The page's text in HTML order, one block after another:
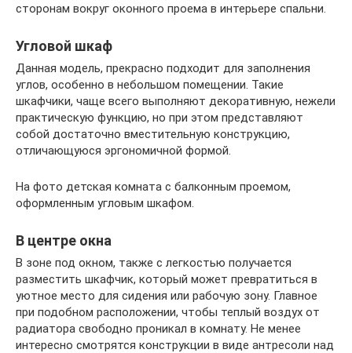
сторонам вокруг оконного проема в интерьере спальни.
Угловой шкаф
Данная модель, прекрасно подходит для заполнения
углов, особенно в небольшом помещении. Такие
шкафчики, чаще всего выполняют декоративную, нежели
практическую функцию, но при этом представляют
собой достаточно вместительную конструкцию,
отличающуюся эргономичной формой.
На фото детская комната с балконным проемом,
оформленным угловым шкафом.
В центре окна
В зоне под окном, также с легкостью получается
разместить шкафчик, который может превратиться в
уютное место для сидения или рабочую зону. Главное
при подобном расположении, чтобы теплый воздух от
радиатора свободно проникал в комнату. Не менее
интересно смотрятся конструкции в виде антресоли над